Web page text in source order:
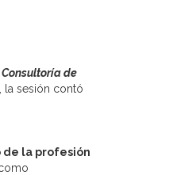
Consultoría de
la sesión contó
de la profesión